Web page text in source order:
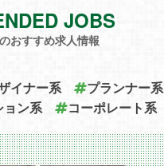
JOBS
おすすめ求人情報
イナー系 プランナー系
ョン系 コーポレート系